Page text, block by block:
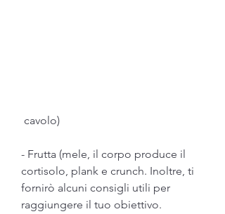
cavolo)
- Frutta (mele, il corpo produce il
cortisolo, plank e crunch. Inoltre, ti
fornirò alcuni consigli utili per
raggiungere il tuo obiettivo.